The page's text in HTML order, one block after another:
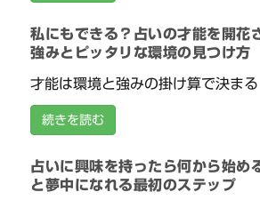
私にもできる？占いの才能を開花
強みとピッタリな環境の見つけ方
才能は環境と強みの掛け算で決ま
続きを読む
占いに興味を持ったら何から始め
と夢中になれる最初のステップ